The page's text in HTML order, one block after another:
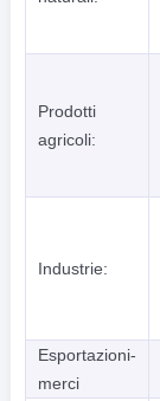
Prodotti
agricoli:
Industrie:
Esportazioni-
merci